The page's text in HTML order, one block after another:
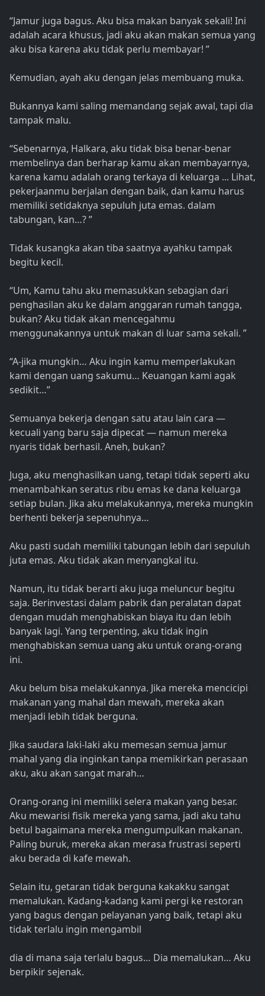
“Jamur juga bagus. Aku bisa makan banyak sekali! Ini
adalah acara khusus, jadi aku akan makan semua yang
aku bisa karena aku tidak perlu membayar! ”
Kemudian, ayah aku dengan jelas membuang muka.
Bukannya kami saling memandang sejak awal, tapi dia
tampak malu.
“Sebenarnya, Halkara, aku tidak bisa benar-benar
membelinya dan berharap kamu akan membayarnya,
karena kamu adalah orang terkaya di keluarga ... Lihat,
pekerjaanmu berjalan dengan baik, dan kamu harus
memiliki setidaknya sepuluh juta emas. dalam
tabungan, kan…? ”
Tidak kusangka akan tiba saatnya ayahku tampak
begitu kecil.
“Um, Kamu tahu aku memasukkan sebagian dari
penghasilan aku ke dalam anggaran rumah tangga,
bukan? Aku tidak akan mencegahmu
menggunakannya untuk makan di luar sama sekali. ”
“A-jika mungkin… Aku ingin kamu memperlakukan
kami dengan uang sakumu… Keuangan kami agak
sedikit…”
Semuanya bekerja dengan satu atau lain cara —
kecuali yang baru saja dipecat — namun mereka
nyaris tidak berhasil. Aneh, bukan?
Juga, aku menghasilkan uang, tetapi tidak seperti aku
menambahkan seratus ribu emas ke dana keluarga
setiap bulan. Jika aku melakukannya, mereka mungkin
berhenti bekerja sepenuhnya…
Aku pasti sudah memiliki tabungan lebih dari sepuluh
juta emas. Aku tidak akan menyangkal itu.
Namun, itu tidak berarti aku juga meluncur begitu
saja. Berinvestasi dalam pabrik dan peralatan dapat
dengan mudah menghabiskan biaya itu dan lebih
banyak lagi. Yang terpenting, aku tidak ingin
menghabiskan semua uang aku untuk orang-orang
ini.
Aku belum bisa melakukannya. Jika mereka mencicipi
makanan yang mahal dan mewah, mereka akan
menjadi lebih tidak berguna.
Jika saudara laki-laki aku memesan semua jamur
mahal yang dia inginkan tanpa memikirkan perasaan
aku, aku akan sangat marah…
Orang-orang ini memiliki selera makan yang besar.
Aku mewarisi fisik mereka yang sama, jadi aku tahu
betul bagaimana mereka mengumpulkan makanan.
Paling buruk, mereka akan merasa frustrasi seperti
aku berada di kafe mewah.
Selain itu, getaran tidak berguna kakakku sangat
memalukan. Kadang-kadang kami pergi ke restoran
yang bagus dengan pelayanan yang baik, tetapi aku
tidak terlalu ingin mengambil
dia di mana saja terlalu bagus… Dia memalukan… Aku
berpikir sejenak.